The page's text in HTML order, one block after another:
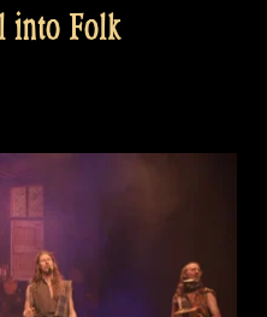
into Folk